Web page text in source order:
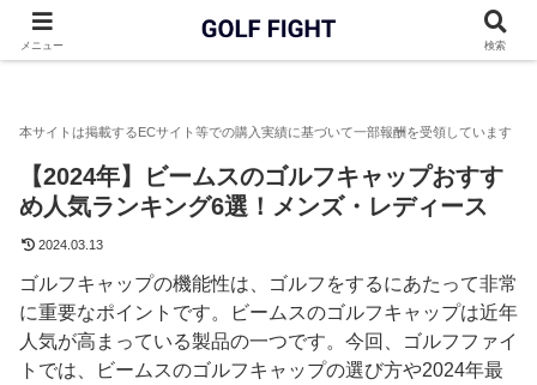
ゴルフウェア 【2024年】ビームスのゴルフキャ
【2024年】ビームスのゴルフキャップおすす
め人気ランキング6選！メンズ・レディース
2024.03.13
ゴルフキャップの機能性は、ゴルフをするにあたって非常
に重要なポイントです。ビームスのゴルフキャップは近年
人気が高まっている製品の一つです。今回、ゴルフファイ
トでは、ビームスのゴルフキャップの選び方や2024年最
メニュー 検索